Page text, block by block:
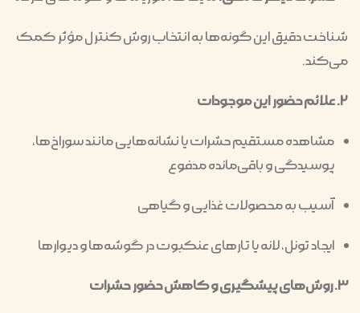
شناخت دقیق این گونه‌ها به انتخاب روش کنترل مؤثر کمک
می‌کند.
۲. علائم حضور این موجودات
مشاهده مستقیم حشرات یا نشانه‌هایی مانند سوراخ‌ها،
پوسیدگی و باقی‌مانده مدفوع
آسیب به محصولات غذایی و گیاهی
ایجاد تونل، لانه یا تارهای عنکبوت در گوشه‌ها و دیوارها
۳. روش‌های پیشگیری و کاهش حضور حشرات